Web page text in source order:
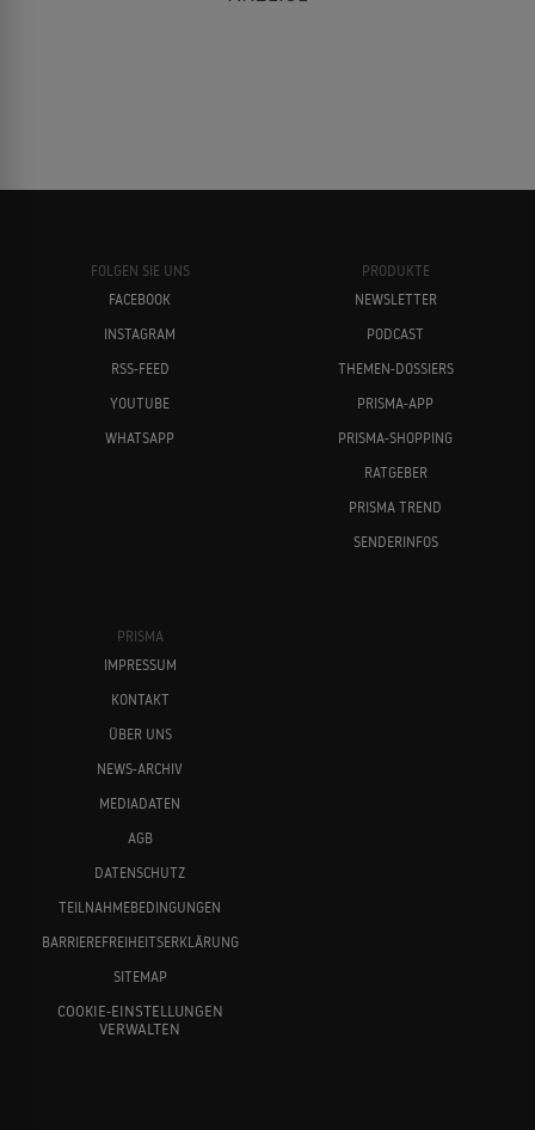
FOLGEN SIE UNS
FACEBOOK
INSTAGRAM
RSS-FEED
YOUTUBE
WHATSAPP
PRODUKTE
NEWSLETTER
PODCAST
THEMEN-DOSSIERS
PRISMA-APP
PRISMA-SHOPPING
RATGEBER
PRISMA TREND
SENDERINFOS
PRISMA
IMPRESSUM
KONTAKT
ÜBER UNS
NEWS-ARCHIV
MEDIADATEN
AGB
DATENSCHUTZ
TEILNAHMEBEDINGUNGEN
BARRIEREFREIHEITSERKLÄRUNG
SITEMAP
COOKIE-EINSTELLUNGEN
VERWALTEN